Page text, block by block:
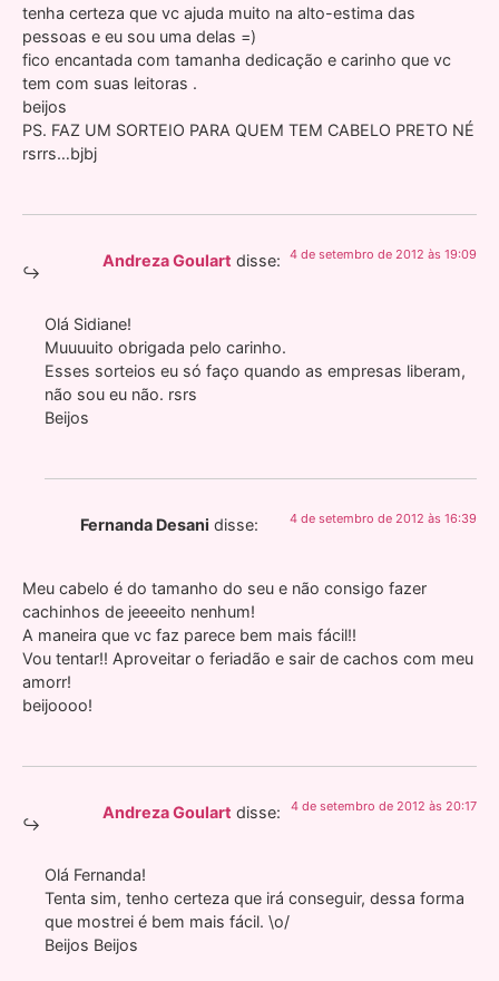
tenha certeza que vc ajuda muito na alto-estima das
pessoas e eu sou uma delas =)
fico encantada com tamanha dedicação e carinho que vc
tem com suas leitoras .
beijos
PS. FAZ UM SORTEIO PARA QUEM TEM CABELO PRETO NÉ
rsrrs…bjbj
Andreza Goulart disse: 4 de setembro de 2012 às 19:09
Olá Sidiane!
Muuuuito obrigada pelo carinho.
Esses sorteios eu só faço quando as empresas liberam,
não sou eu não. rsrs
Beijos
Fernanda Desani disse: 4 de setembro de 2012 às 16:39
Meu cabelo é do tamanho do seu e não consigo fazer
cachinhos de jeeeeito nenhum!
A maneira que vc faz parece bem mais fácil!!
Vou tentar!! Aproveitar o feriadão e sair de cachos com meu
amorr!
beijoooo!
Andreza Goulart disse: 4 de setembro de 2012 às 20:17
Olá Fernanda!
Tenta sim, tenho certeza que irá conseguir, dessa forma
que mostrei é bem mais fácil. \o/
Beijos Beijos